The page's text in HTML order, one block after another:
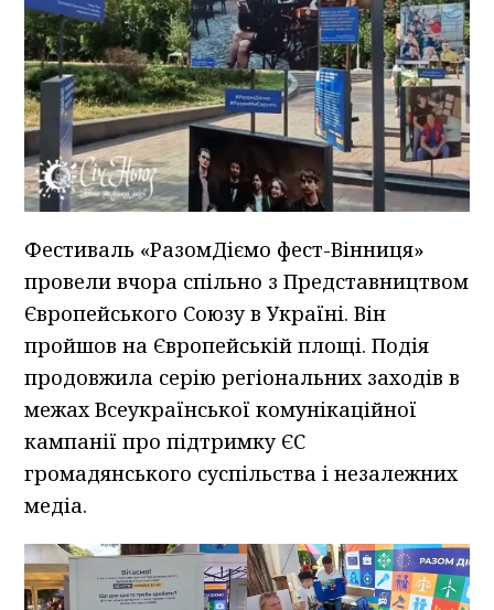
Фестиваль «РазомДіємо фест-Вінниця»
провели вчора спільно з Представництвом
Європейського Союзу в Україні. Він
пройшов на Європейській площі. Подія
продовжила серію регіональних заходів в
межах Всеукраїнської комунікаційної
кампанії про підтримку ЄС
громадянського суспільства і незалежних
медіа.